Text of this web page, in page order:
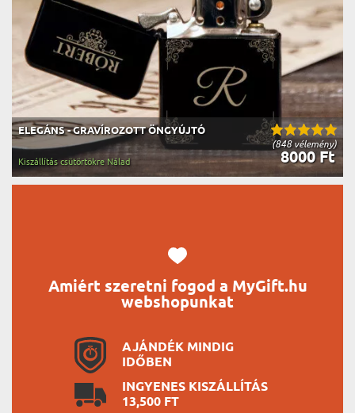
(848 vélemény)
ELEGÁNS - GRAVÍROZOTT ÖNGYÚJTÓ
8000 Ft
Kiszállítás csütörtökre Nálad
Amiért szeretni fogod a MyGift.hu
webshopunkat
AJÁNDÉK MINDIG
IDŐBEN
INGYENES KISZÁLLÍTÁS
13,500 FT